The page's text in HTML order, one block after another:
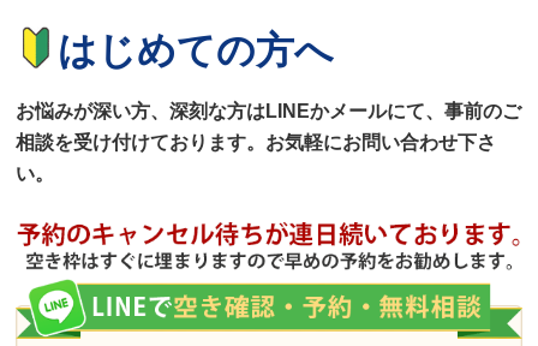
はじめての方へ
お悩みが深い方、深刻な方はLINEかメールにて、事前のご
相談を受け付けております。お気軽にお問い合わせ下さ
い。